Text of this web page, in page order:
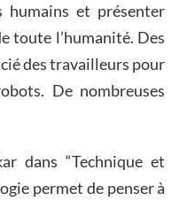
humains et présenter
toute l’humanité. Des
des travailleurs pour
De nombreuses
dans “Technique et
permet de penser à